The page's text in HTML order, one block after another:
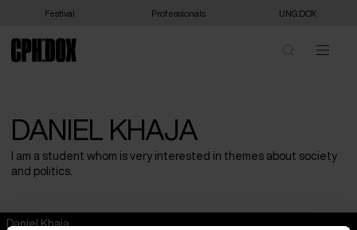
Festival Professionals UNG:DOX
DANIEL KHAJA
I am a student whom is very interested in themes about society
and politics.
Daniel Khaja